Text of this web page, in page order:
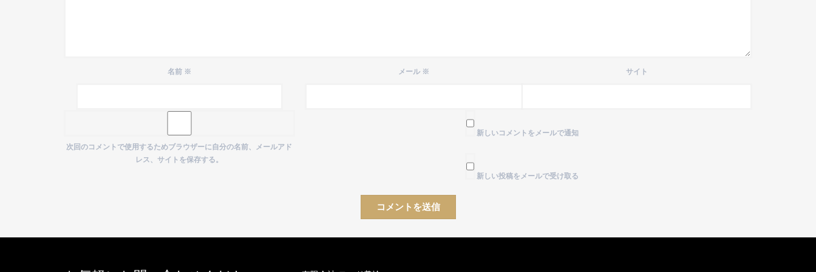
名前 ※ メール ※ サイト
次回のコメントで使用するためブラウザーに自分の名前、メールアド
レス、サイトを保存する。
新しいコメントをメールで通知
新しい投稿をメールで受け取る